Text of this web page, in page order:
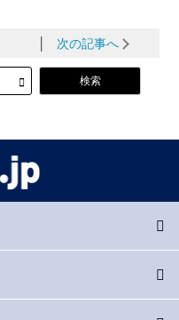
次の記事へ